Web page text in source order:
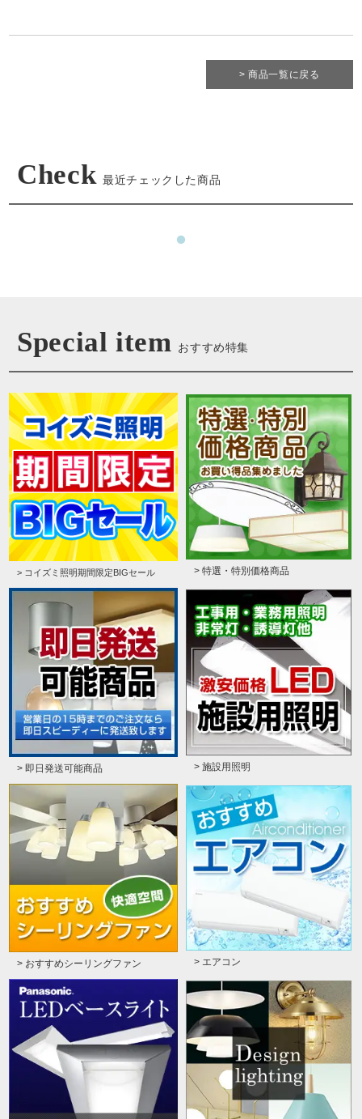
> 商品一覧に戻る
Check 最近チェックした商品
Special item おすすめ特集
> コイズミ照明期間限定BIGセール > 特選・特別価格商品
> 即日発送可能商品 > 施設用照明
> おすすめシーリングファン > エアコン